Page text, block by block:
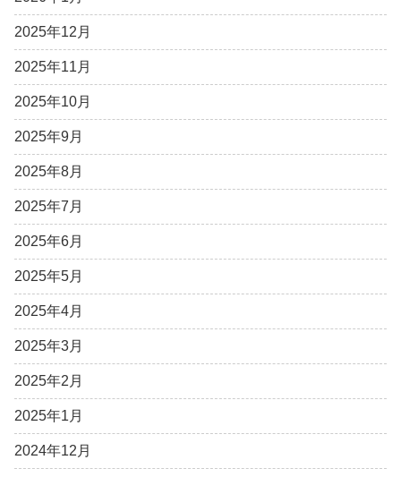
2025年12月
2025年11月
2025年10月
2025年9月
2025年8月
2025年7月
2025年6月
2025年5月
2025年4月
2025年3月
2025年2月
2025年1月
2024年12月